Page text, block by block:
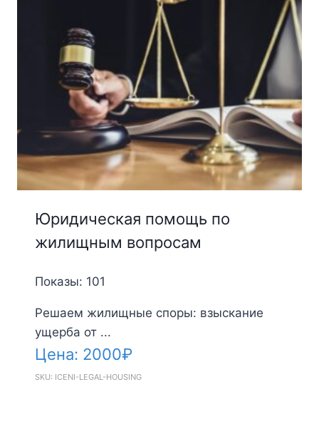
Юридическая помощь по
жилищным вопросам
Показы: 101
Решаем жилищные споры: взыскание
ущерба от ...
Цена: 2000₽
SKU: ICENI-LEGAL-HOUSING